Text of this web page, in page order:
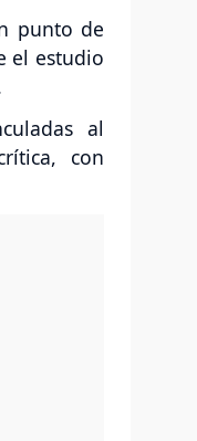
punto de
el estudio
al
con